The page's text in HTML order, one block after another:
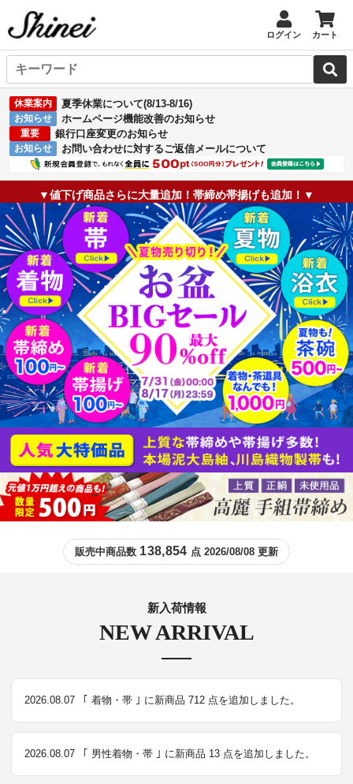
ログイン カート
休業案内 夏季休業について(8/13-8/16)
お知らせ ホームページ機能改善のお知らせ
重要 銀行口座変更のお知らせ
お知らせ お問い合わせに対するご返信メールについて
▼値下げ商品さらに大量追加！帯締め帯揚げも追加！▼
販売中商品数 138,854 点 2026/08/08 更新
NEW ARRIVAL
新入荷情報
2026.08.07 ｢ 着物・帯 ｣ に新商品 712 点を追加しました。
2026.08.07 ｢ 男性着物・帯 ｣ に新商品 13 点を追加しました。